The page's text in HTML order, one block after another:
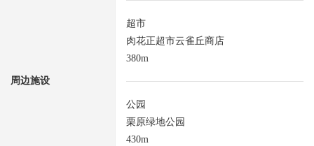
周边施设
超市
肉花正超市云雀丘商店
380m
公园
栗原绿地公园
430m